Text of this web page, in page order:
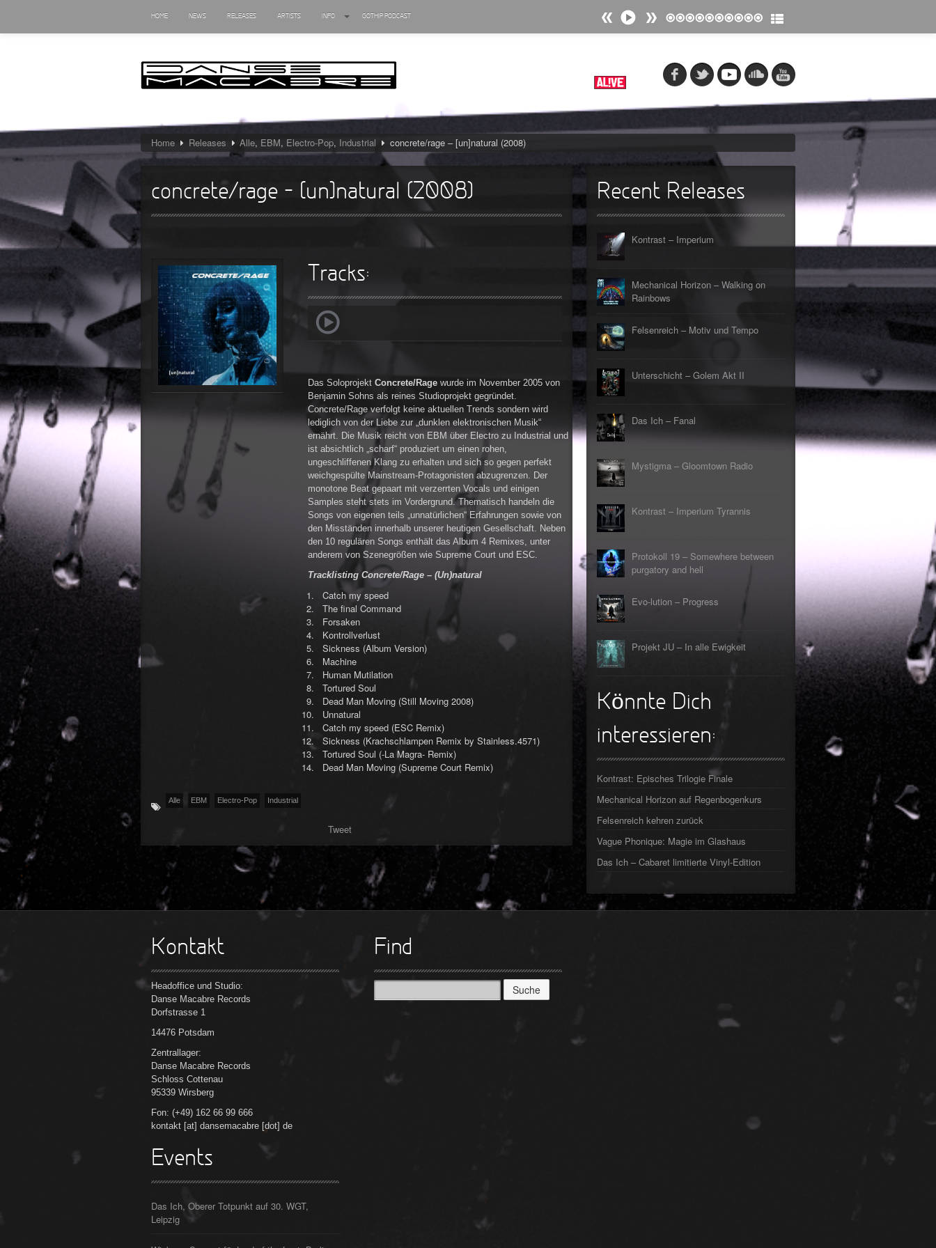
HOME NEWS RELEASES ARTISTS INFO GOTHIP PODCAST
►
►
►
►
►
Home Releases Alle, EBM, Electro-Pop, Industrial concrete/rage – [un]natural (2008)
concrete/rage – [un]natural (2008)
Tracks:
Das Soloprojekt Concrete/Rage wurde im November 2005 von
Benjamin Sohns als reines Studioprojekt gegründet.
Concrete/Rage verfolgt keine aktuellen Trends sondern wird
lediglich von der Liebe zur „dunklen elektronischen Musik“
ernährt. Die Musik reicht von EBM über Electro zu Industrial und
ist absichtlich „scharf“ produziert um einen rohen,
ungeschliffenen Klang zu erhalten und sich so gegen perfekt
weichgespülte Mainstream-Protagonisten abzugrenzen. Der
monotone Beat gepaart mit verzerrten Vocals und einigen
Samples steht stets im Vordergrund. Thematisch handeln die
Songs von eigenen teils „unnatürlichen“ Erfahrungen sowie von
den Misständen innerhalb unserer heutigen Gesellschaft. Neben
den 10 regulären Songs enthält das Album 4 Remixes, unter
anderem von Szenegrößen wie Supreme Court und ESC.
Tracklisting Concrete/Rage – (Un)natural
Catch my speed
The final Command
Forsaken
Kontrollverlust
Sickness (Album Version)
Machine
Human Mutilation
Tortured Soul
Dead Man Moving (Still Moving 2008)
Unnatural
Catch my speed (ESC Remix)
Sickness (Krachschlampen Remix by Stainless.4571)
Tortured Soul (-La Magra- Remix)
Dead Man Moving (Supreme Court Remix)
Alle EBM Electro-Pop Industrial
Tweet
Recent Releases
Kontrast – Imperium
Mechanical Horizon – Walking on
Rainbows
Felsenreich – Motiv und Tempo
Unterschicht – Golem Akt II
Das Ich – Fanal
Mystigma – Gloomtown Radio
Kontrast – Imperium Tyrannis
Protokoll 19 – Somewhere between
purgatory and hell
Evo-lution – Progress
Projekt JU – In alle Ewigkeit
Könnte Dich
interessieren:
Kontrast: Episches Trilogie Finale
Mechanical Horizon auf Regenbogenkurs
Felsenreich kehren zurück
Vague Phonique: Magie im Glashaus
Das Ich – Cabaret limitierte Vinyl-Edition
Kontakt
Headoffice und Studio:
Danse Macabre Records
Dorfstrasse 1
14476 Potsdam
Zentrallager:
Danse Macabre Records
Schloss Cottenau
95339 Wirsberg
Fon: (+49) 162 66 99 666
kontakt [at] dansemacabre [dot] de
Events
Das Ich, Oberer Totpunkt auf 30. WGT,
Leipzig
Find
Suche
nach: